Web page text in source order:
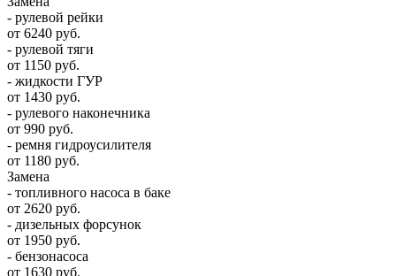
- рулевой рейки
от 6240 руб.
- рулевой тяги
от 1150 руб.
- жидкости ГУР
от 1430 руб.
- рулевого наконечника
от 990 руб.
- ремня гидроусилителя
от 1180 руб.
Замена
- топливного насоса в баке
от 2620 руб.
- дизельных форсунок
от 1950 руб.
- бензонасоса
от 1630 руб.